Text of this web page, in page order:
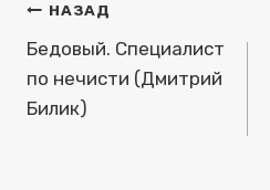
Навигация
по
записям
НАЗАД
Бедовый. Специалист
по нечисти (Дмитрий
Билик)